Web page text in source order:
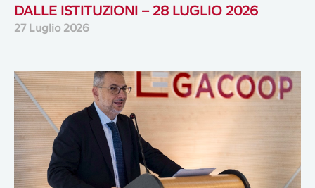
DALLE ISTITUZIONI – 28 LUGLIO 2026
27 Luglio 2026